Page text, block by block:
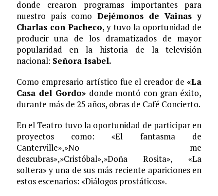
donde crearon programas importantes para
nuestro país como Dejémonos de Vainas y
Charlas con Pacheco, y tuvo la oportunidad de
producir una de los dramatizados de mayor
popularidad en la historia de la televisión
nacional: Señora Isabel.
Como empresario artístico fue el creador de«La
Casa del Gordo» donde montó con gran éxito,
durante más de 25 años, obras de Café Concierto.
En el Teatro tuvo la oportunidad de participar en
proyectos como: «El fantasma de
Canterville»,»No me
descubras»,»Cristóbal»,»Doña Rosita», «La
soltera» y una de sus más reciente apariciones en
estos escenarios: «Diálogos prostáticos».